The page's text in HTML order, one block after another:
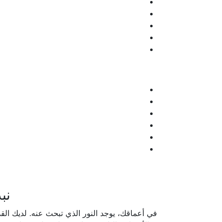
في أعماقك، يوجد النور الذي تبحث عنه. لديك